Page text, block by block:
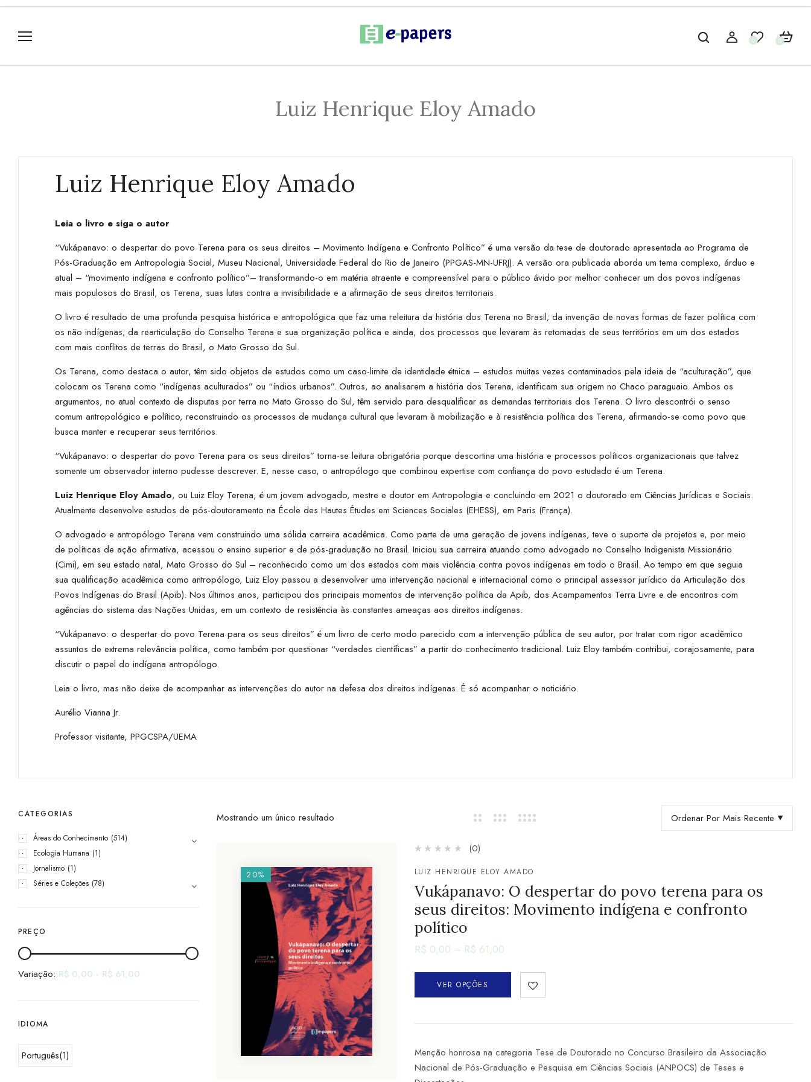
0 0
Luiz Henrique Eloy Amado
Luiz Henrique Eloy Amado
Leia o livro e siga o autor
“Vukápanavo: o despertar do povo Terena para os seus direitos – Movimento Indígena e Confronto Político” é uma versão da tese de doutorado apresentada ao Programa de
Pós-Graduação em Antropologia Social, Museu Nacional, Universidade Federal do Rio de Janeiro (PPGAS-MN-UFRJ). A versão ora publicada aborda um tema complexo, árduo e
atual – “movimento indígena e confronto político”– transformando-o em matéria atraente e compreensível para o público ávido por melhor conhecer um dos povos indígenas
mais populosos do Brasil, os Terena, suas lutas contra a invisibilidade e a afirmação de seus direitos territoriais.
O livro é resultado de uma profunda pesquisa histórica e antropológica que faz uma releitura da história dos Terena no Brasil; da invenção de novas formas de fazer política com
os não indígenas; da rearticulação do Conselho Terena e sua organização política e ainda, dos processos que levaram às retomadas de seus territórios em um dos estados
com mais conflitos de terras do Brasil, o Mato Grosso do Sul.
Os Terena, como destaca o autor, têm sido objetos de estudos como um caso-limite de identidade étnica – estudos muitas vezes contaminados pela ideia de “aculturação”, que
colocam os Terena como “indígenas aculturados” ou “índios urbanos”. Outros, ao analisarem a história dos Terena, identificam sua origem no Chaco paraguaio. Ambos os
argumentos, no atual contexto de disputas por terra no Mato Grosso do Sul, têm servido para desqualificar as demandas territoriais dos Terena. O livro descontrói o senso
comum antropológico e político, reconstruindo os processos de mudança cultural que levaram à mobilização e à resistência política dos Terena, afirmando-se como povo que
busca manter e recuperar seus territórios.
“Vukápanavo: o despertar do povo Terena para os seus direitos” torna-se leitura obrigatória porque descortina uma história e processos políticos organizacionais que talvez
somente um observador interno pudesse descrever. E, nesse caso, o antropólogo que combinou expertise com confiança do povo estudado é um Terena.
Luiz Henrique Eloy Amado, ou Luiz Eloy Terena, é um jovem advogado, mestre e doutor em Antropologia e concluindo em 2021 o doutorado em Ciências Jurídicas e Sociais.
Atualmente desenvolve estudos de pós-doutoramento na École des Hautes Études em Sciences Sociales (EHESS), em Paris (França).
O advogado e antropólogo Terena vem construindo uma sólida carreira acadêmica. Como parte de uma geração de jovens indígenas, teve o suporte de projetos e, por meio
de políticas de ação afirmativa, acessou o ensino superior e de pós-graduação no Brasil. Iniciou sua carreira atuando como advogado no Conselho Indigenista Missionário
(Cimi), em seu estado natal, Mato Grosso do Sul – reconhecido como um dos estados com mais violência contra povos indígenas em todo o Brasil. Ao tempo em que seguia
sua qualificação acadêmica como antropólogo, Luiz Eloy passou a desenvolver uma intervenção nacional e internacional como o principal assessor jurídico da Articulação dos
Povos Indígenas do Brasil (Apib). Nos últimos anos, participou dos principais momentos de intervenção política da Apib, dos Acampamentos Terra Livre e de encontros com
agências do sistema das Nações Unidas, em um contexto de resistência às constantes ameaças aos direitos indígenas.
“Vukápanavo: o despertar do povo Terena para os seus direitos” é um livro de certo modo parecido com a intervenção pública de seu autor, por tratar com rigor acadêmico
assuntos de extrema relevância política, como também por questionar “verdades científicas” a partir do conhecimento tradicional. Luiz Eloy também contribui, corajosamente, para
discutir o papel do indígena antropólogo.
Leia o livro, mas não deixe de acompanhar as intervenções do autor na defesa dos direitos indígenas. É só acompanhar o noticiário.
Aurélio Vianna Jr.
Professor visitante, PPGCSPA/UEMA
CATEGORIAS
Áreas do Conhecimento (514)
Ecologia Humana (1)
Jornalismo (1)
Séries e Coleções (78)
PREÇO
Variação: R$ 0,00 - R$ 61,00
IDIOMA
Português(1)
Mostrando um único resultado Ordenar Por Mais Recente
20%
(0)
LUIZ HENRIQUE ELOY AMADO
Vukápanavo: O despertar do povo terena para os
seus direitos: Movimento indígena e confronto
político
R$ 0,00 – R$ 61,00
VER OPÇÕES
Menção honrosa na categoria Tese de Doutorado no Concurso Brasileiro da Associação
Nacional de Pós-Graduação e Pesquisa em Ciências Sociais (ANPOCS) de Teses e